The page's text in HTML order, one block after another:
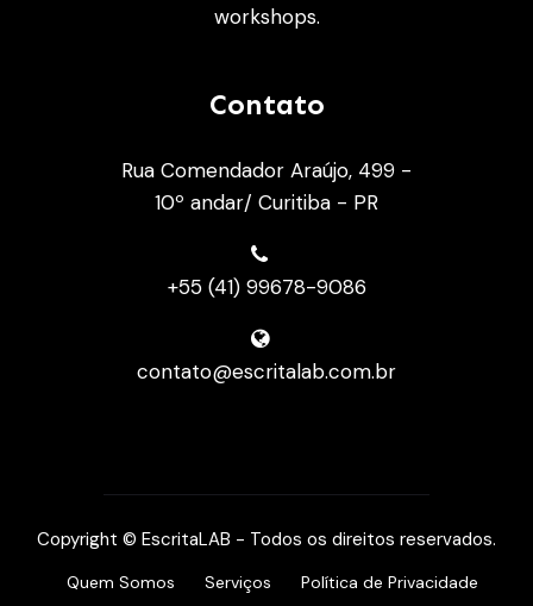
workshops.
Contato
Rua Comendador Araújo, 499 -
10º andar/ Curitiba - PR
+55 (41) 99678-9086
contato@escritalab.com.br
Copyright © EscritaLAB - Todos os direitos reservados.
Quem Somos Serviços Política de Privacidade